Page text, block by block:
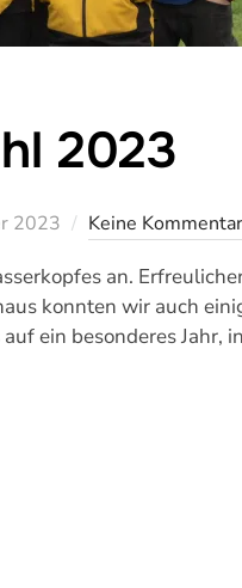
2023
2023 Keine
an.
konnten wir auch
ein besonderes Jahr,
2023“